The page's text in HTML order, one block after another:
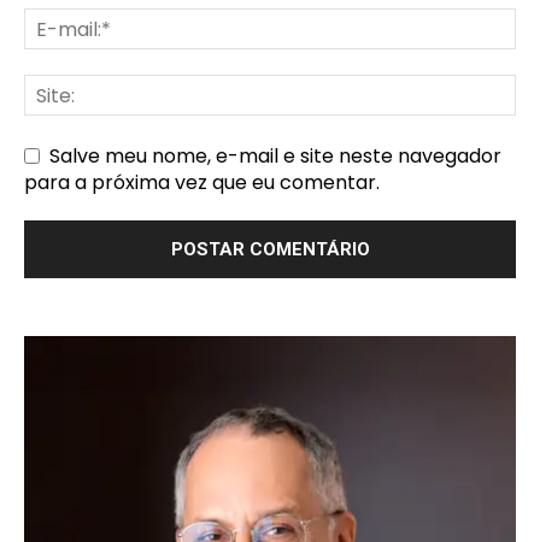
Salve meu nome, e-mail e site neste navegador
para a próxima vez que eu comentar.